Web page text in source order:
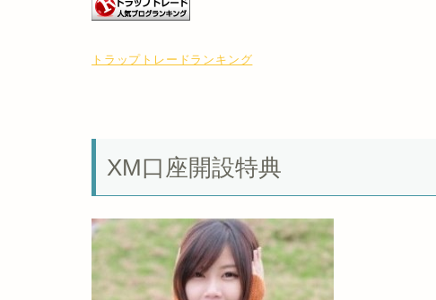
トラップトレードランキング
XM口座開設特典